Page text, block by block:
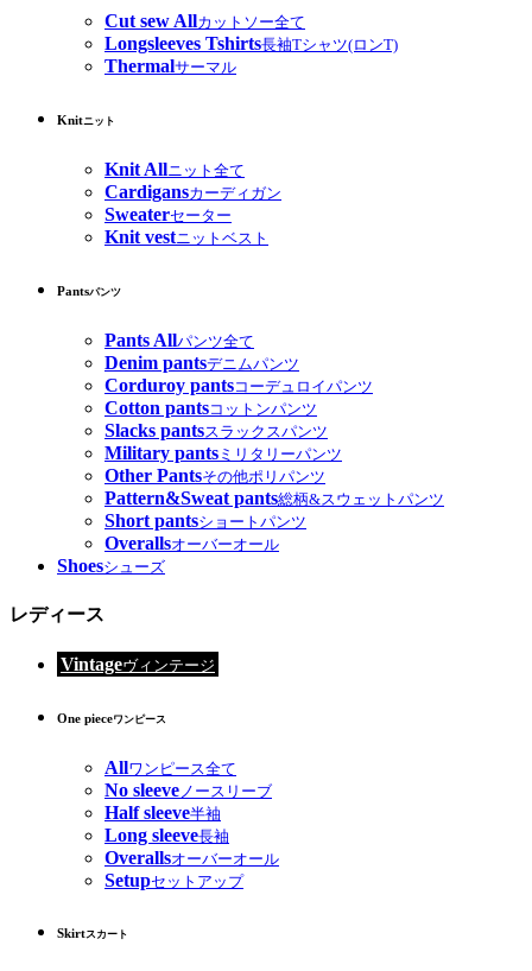
Cut sew Allカットソー全て
Longsleeves Tshirts長袖Tシャツ(ロンT)
Thermalサーマル
Knitニット
Knit Allニット全て
Cardigansカーディガン
Sweaterセーター
Knit vestニットベスト
Pantsパンツ
Pants Allパンツ全て
Denim pantsデニムパンツ
Corduroy pantsコーデュロイパンツ
Cotton pantsコットンパンツ
Slacks pantsスラックスパンツ
Military pants ミリタリーパンツ
Other Pantsその他ポリパンツ
Pattern&Sweat pants総柄&スウェットパンツ
Short pantsショートパンツ
Overallsオーバーオール
Shoesシューズ
レディース
Vintageヴィンテージ
One pieceワンピース
Allワンピース全て
No sleeve ノースリーブ
Half sleeve半袖
Long sleeve長袖
Overallsオーバーオール
Setupセットアップ
Skirtスカート